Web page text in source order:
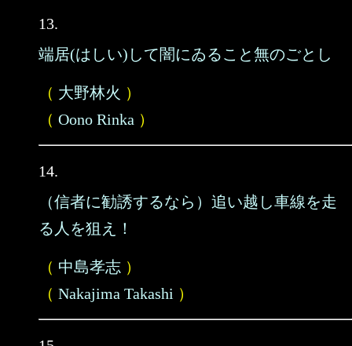
13.
端居(はしい)して闇にゐること無のごとし
（ 大野林火 ）
（ Oono Rinka ）
14.
（信者に勧誘するなら）追い越し車線を走
る人を狙え！
（ 中島孝志 ）
（ Nakajima Takashi ）